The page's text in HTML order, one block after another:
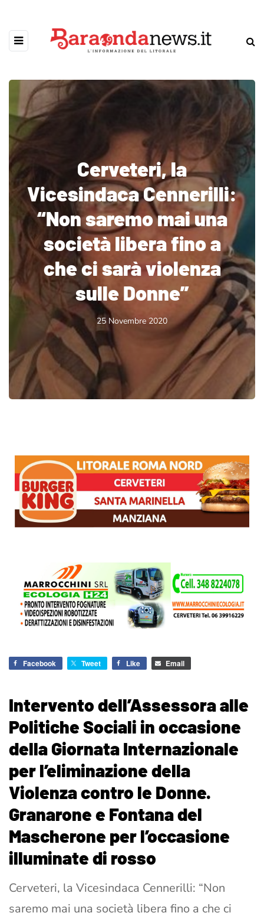
Cerveteri, la
Vicesindaca Cennerilli:
“Non saremo mai una
società libera fino a
che ci sarà violenza
sulle Donne”
25 Novembre 2020
Facebook Tweet Like Email
Intervento dell’Assessora alle
Politiche Sociali in occasione
della Giornata Internazionale
per l’eliminazione della
Violenza contro le Donne.
Granarone e Fontana del
Mascherone per l’occasione
illuminate di rosso
Cerveteri, la Vicesindaca Cennerilli: “Non
saremo mai una società libera fino a che ci